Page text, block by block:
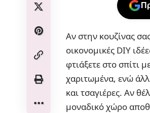
Αν στην κουζίνας
οικονομικές DIY
φτιάξετε στο σπίτι
χαριτωμένα, ενώ
και τσαγιέρες. Αν
μοναδικό χώρο